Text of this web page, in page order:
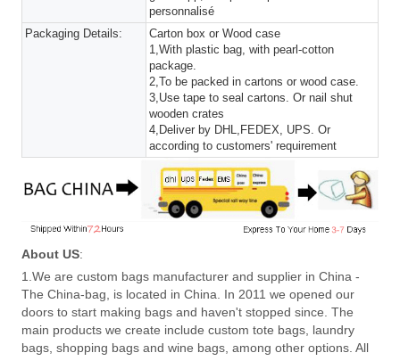
personnalisé
Packaging Details:
Carton box or Wood case
1,With plastic bag, with pearl-cotton
package.
2,To be packed in cartons or wood case.
3,Use tape to seal cartons. Or nail shut
wooden crates
4,Deliver by DHL,FEDEX, UPS. Or
according to customers' requirement
About US:
1.We are custom bags manufacturer and supplier in China -
The China-bag, is located in China. In 2011 we opened our
doors to start making bags and haven't stopped since. The
main products we create include custom tote bags, laundry
bags, shopping bags and wine bags, among other options. All